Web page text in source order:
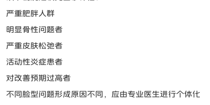
严重肥胖人群
明显骨性问题者
严重皮肤松弛者
活动性炎症患者
对改善预期过高者
不同脸型问题形成原因不同，应由专业医生进行个体化